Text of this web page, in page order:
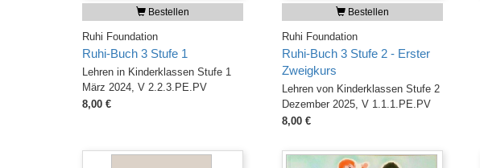
Bestellen
Ruhi Foundation
Ruhi-Buch 3 Stufe 1
Lehren in Kinderklassen Stufe 1
März 2024, V 2.2.3.PE.PV
8,00 €
Bestellen
Ruhi Foundation
Ruhi-Buch 3 Stufe 2 - Erster
Zweigkurs
Lehren von Kinderklassen Stufe 2
Dezember 2025, V 1.1.1.PE.PV
8,00 €